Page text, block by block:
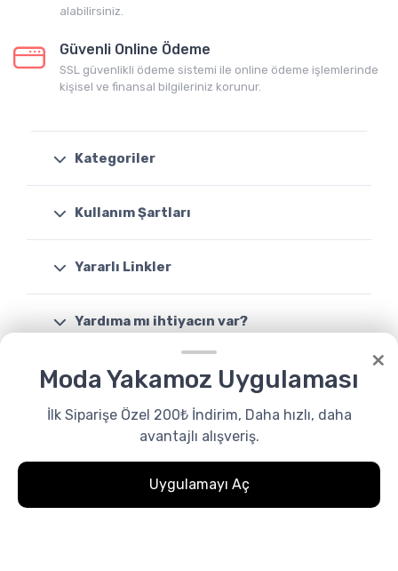
×
Moda Yakamoz Uygulaması
İlk Siparişe Özel 200₺ İndirim, Daha hızlı, daha
avantajlı alışveriş.
Uygulamayı Aç
alabilirsiniz.
Güvenli Online Ödeme
SSL güvenlikli ödeme sistemi ile online ödeme işlemlerinde
kişisel ve finansal bilgileriniz korunur.
Kategoriler
Kullanım Şartları
Yararlı Linkler
Yardıma mı ihtiyacın var?
Destek 08503088046
Whatsapp Favoriler Menu 0.00₺